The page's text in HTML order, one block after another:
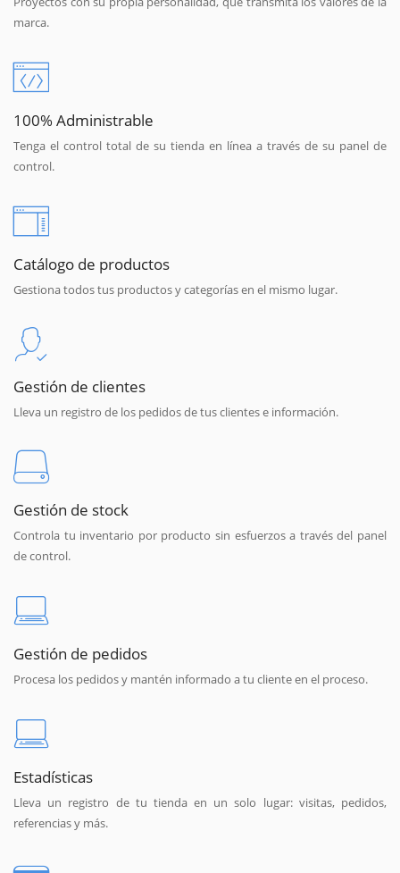
marca.
100% Administrable
Tenga el control total de su tienda en línea a través de su panel de
control.
Catálogo de productos
Gestiona todos tus productos y categorías en el mismo lugar.
Gestión de clientes
Lleva un registro de los pedidos de tus clientes e información.
Gestión de stock
Controla tu inventario por producto sin esfuerzos a través del panel
de control.
Gestión de pedidos
Procesa los pedidos y mantén informado a tu cliente en el proceso.
Estadísticas
Lleva un registro de tu tienda en un solo lugar: visitas, pedidos,
referencias y más.